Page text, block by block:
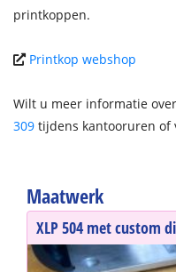
printkoppen.
Printkop webshop
Wilt u meer informatie
309 tijdens kantooruren of
Maatwerk
XLP 504 met custom